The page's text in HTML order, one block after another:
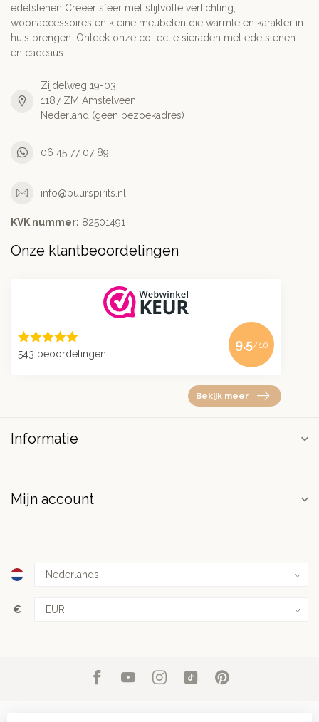
edelstenen Creëer sfeer met stijlvolle verlichting,
woonaccessoires en kleine meubelen die warmte en karakter in
huis brengen. Ontdek onze collectie sieraden met edelstenen
en cadeaus.
Zijdelweg 19-03
1187 ZM Amstelveen
Nederland (geen bezoekadres)
06 45 77 07 89
info@puurspirits.nl
KVK nummer: 82501491
Onze klantbeoordelingen
543 beoordelingen
9.5/10
Bekijk meer
Informatie
Mijn account
€